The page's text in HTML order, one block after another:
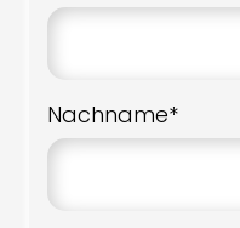
Nachname*